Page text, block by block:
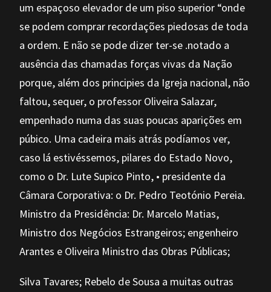
um espaçoso elevador de um piso superior “onde
se podem comprar recordações piedosas de toda
a ordem. E não se pode dizer ter-se .notado a
ausência das chamadas forças vivas da Nação
porque, além dos principies da Igreja nacional, não
faltou, sequer, o professor Oliveira Salazar,
empenhado numa das suas poucas aparições em
púbico. Uma cadeira mais atrás podíamos ver,
caso lá estivéssemos, pilares do Estado Novo,
como o Dr. Lute Supico Pinto, • presidente da
Câmara Corporativa: o Dr. Pedro Teotónio Pereia.
Ministro da Presidência: Dr. Marcelo Matias,
Ministro dos Negócios Estrangeiros; engenheiro
Arantes e Oliveira Ministro das Obras Públicas;
Silva Tavares; Rebelo de Sousa a muitas outras